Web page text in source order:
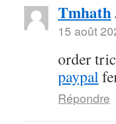
Tmhath
15 août
order
paypal
Répondre